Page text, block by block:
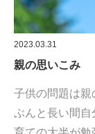
2023.03.31
親の思いこみ
子供の問題は親
ぶんと長い間自